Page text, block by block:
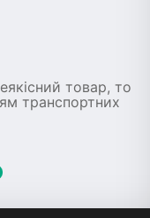
товар, то
транспортних